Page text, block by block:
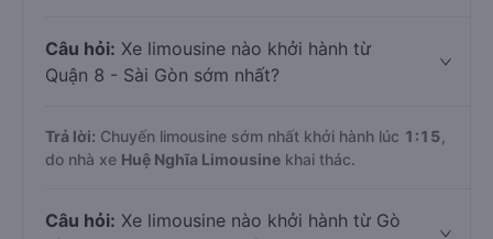
Câu hỏi: Xe limousine nào khởi hành từ
Quận 8 - Sài Gòn sớm nhất?
Trả lời: Chuyến limousine sớm nhất khởi hành lúc 1:15
do nhà xe Huệ Nghĩa Limousine khai thác.
Câu hỏi: Xe limousine nào khởi hành từ Gò